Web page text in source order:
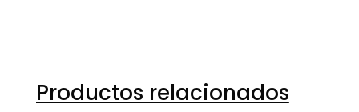
Productos relacionados